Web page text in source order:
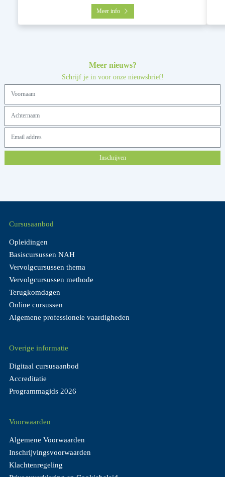
Meer info
Meer nieuws?
Schrijf je in voor onze nieuwsbrief!
Inschrijven
Cursusaanbod
Opleidingen
Basiscursussen NAH
Vervolgcursussen thema
Vervolgcursussen methode
Terugkomdagen
Online cursussen
Algemene professionele vaardigheden
Overige informatie
Digitaal cursusaanbod
Accreditatie
Programmagids 2026
Voorwaarden
Algemene Voorwaarden
Inschrijvingsvoorwaarden
Klachtenregeling